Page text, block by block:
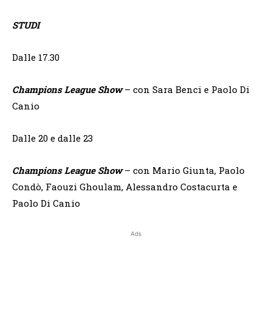
STUDI
Dalle 17.30
Champions League Show – con Sara Benci e Paolo Di
Canio
Dalle 20 e dalle 23
Champions League Show – con Mario Giunta, Paolo
Condò, Faouzi Ghoulam, Alessandro Costacurta e
Paolo Di Canio
Ads